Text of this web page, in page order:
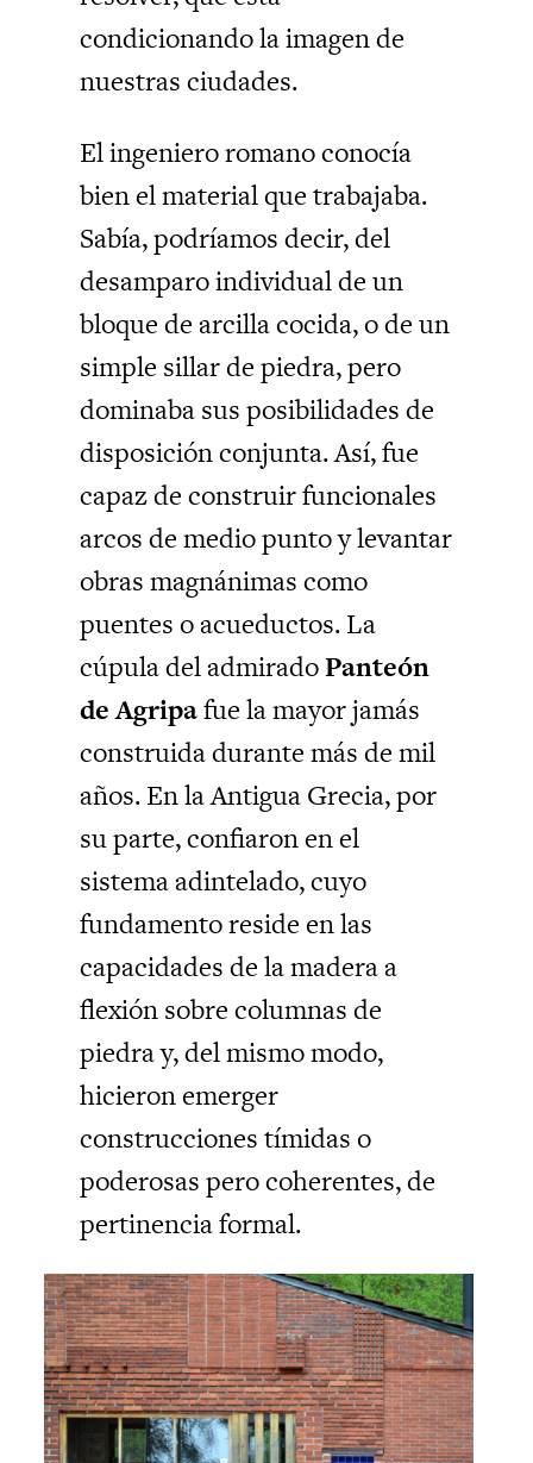
condicionando la imagen de
nuestras ciudades.
El ingeniero romano conocía
bien el material que trabajaba.
Sabía, podríamos decir, del
desamparo individual de un
bloque de arcilla cocida, o de un
simple sillar de piedra, pero
dominaba sus posibilidades de
disposición conjunta. Así, fue
capaz de construir funcionales
arcos de medio punto y levantar
obras magnánimas como
puentes o acueductos. La
cúpula del admiradoPanteón
de Agripafue la mayor jamás
construida durante más de mil
años. En la Antigua Grecia, por
su parte, confiaron en el
sistema adintelado, cuyo
fundamento reside en las
capacidades de la madera a
flexión sobre columnas de
piedra y, del mismo modo,
hicieron emerger
construcciones tímidas o
poderosas pero coherentes, de
pertinencia formal.